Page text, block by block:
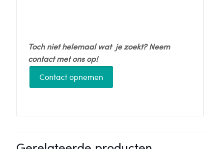
Toch niet helemaal wat je zoekt? Neem
contact met ons op!
Contact opnemen